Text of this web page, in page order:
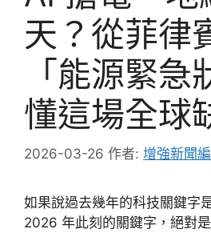
天？從菲律
「能源緊急
懂這場全球
2026-03-26 作者: 增強新聞
如果說過去幾年的科技關鍵字
2026 年此刻的關鍵字，絕對